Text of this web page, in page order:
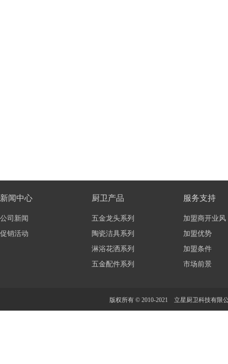
新闻中心
公司新闻
促销活动
厨卫产品
五金龙头系列
陶瓷洁具系列
淋浴花洒系列
五金配件系列
服务支持
加盟商开业风
加盟优势
加盟条件
市场前景
版权所有 © 2010-2021 立星厨卫科技有